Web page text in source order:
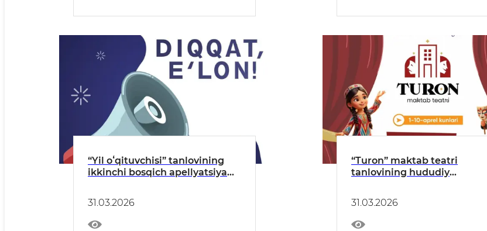
“Yil oʻqituvchisi” tanlovining
ikkinchi bosqich apellyatsiya
31.03.2026
“Turon” maktab teatri
tanlovining hududiy
31.03.2026